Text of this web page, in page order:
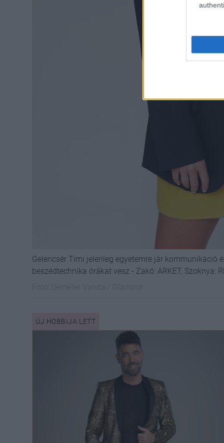
Gelencsér Timi jelenleg egyetemre jár kommunikáció
beszédtechnika órákat vesz - Zakó: ARKET, Szoknya: